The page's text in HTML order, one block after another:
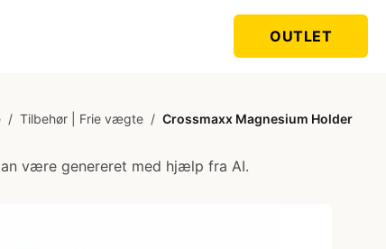
OUTLET
/ Tilbehør | Frie vægte / Crossmaxx Magnesium Holder
være genereret med hjælp fra AI.